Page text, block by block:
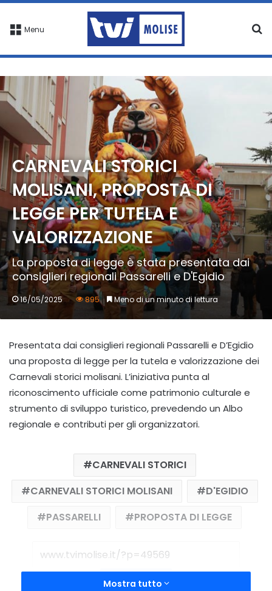
Menu
CARNEVALI STORICI
MOLISANI, PROPOSTA DI
LEGGE PER TUTELA E
VALORIZZAZIONE
La proposta di legge è stata presentata dai
consiglieri regionali Passarelli e D'Egidio
16/05/2025 895 Meno di un minuto di lettura
Presentata dai consiglieri regionali Passarelli e D’Egidio
una proposta di legge per la tutela e valorizzazione dei
Carnevali storici molisani. L’iniziativa punta al
riconoscimento ufficiale come patrimonio culturale e
strumento di sviluppo turistico, prevedendo un Albo
regionale e contributi per gli organizzatori.
CARNEVALI STORICI
CARNEVALI STORICI MOLISANI
D'EGIDIO
PASSARELLI
PROPOSTA DI LEGGE
Copy URL
Mostra tutto